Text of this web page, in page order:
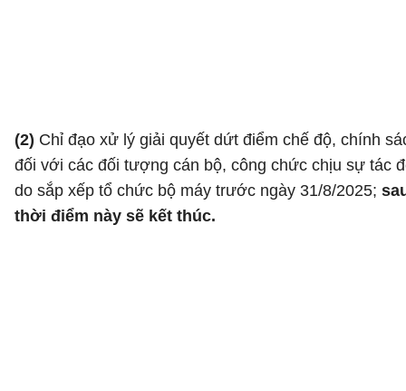
(2) Chỉ đạo xử lý giải quyết dứt điểm chế độ, chính
đối với các đối tượng cán bộ, công chức chịu sự tác
do sắp xếp tổ chức bộ máy trước ngày 31/8/2025;
thời điểm này sẽ kết thúc.